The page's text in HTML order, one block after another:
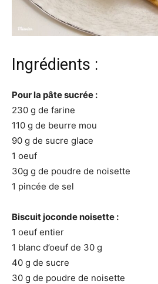
Ingrédients :
Pour la pâte sucrée :
230 g de farine
110 g de beurre mou
90 g de sucre glace
1 oeuf
30g g de poudre de noisette
1 pincée de sel
Biscuit joconde noisette :
1 oeuf entier
1 blanc d’oeuf de 30 g
40 g de sucre
30 g de poudre de noisette